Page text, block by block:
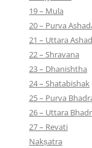
19 – Mula
20 – Purva
21 – Uttara
22 – Shravana
23 – Dhanishtha
24 – Shatabishak
25 – Purva
26 – Uttara
27 – Revati
Nakṣatra